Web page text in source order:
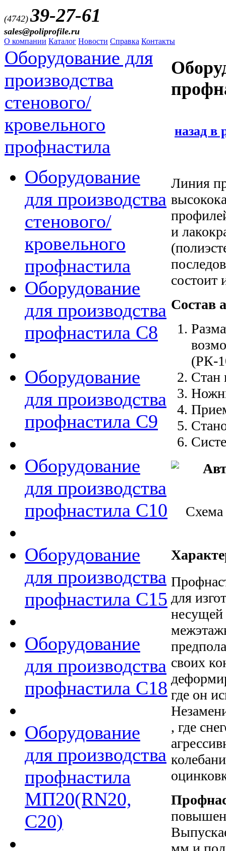
(4742) 39-27-61
sales@poliprofile.ru
О компании Каталог Новости Справка Контакты
Оборудование для
производства
стенового/
кровельного
профнастила
Оборудование
для производства
стенового/
кровельного
профнастила
Оборудование
для производства
профнастила C8
Оборудование
для производства
профнастила С9
Оборудование
для производства
профнастила С10
Оборудование
для производства
профнастила C15
Оборудование
для производства
профнастила С18
Оборудование
для производства
профнастила
МП20(RN20,
С20)
назад в
Линия
и
состоит
Состав
(РК-
Стан
Схема
для
своих
где он
, где